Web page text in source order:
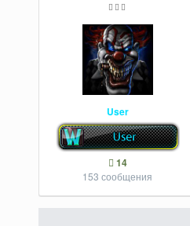
User
14
153 сообщения